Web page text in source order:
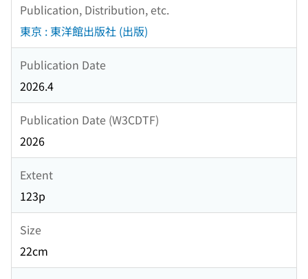
Publication, Distribution, etc.
東京 : 東洋館出版社 (出版)
Publication Date
2026.4
Publication Date (W3CDTF)
2026
Extent
123p
Size
22cm